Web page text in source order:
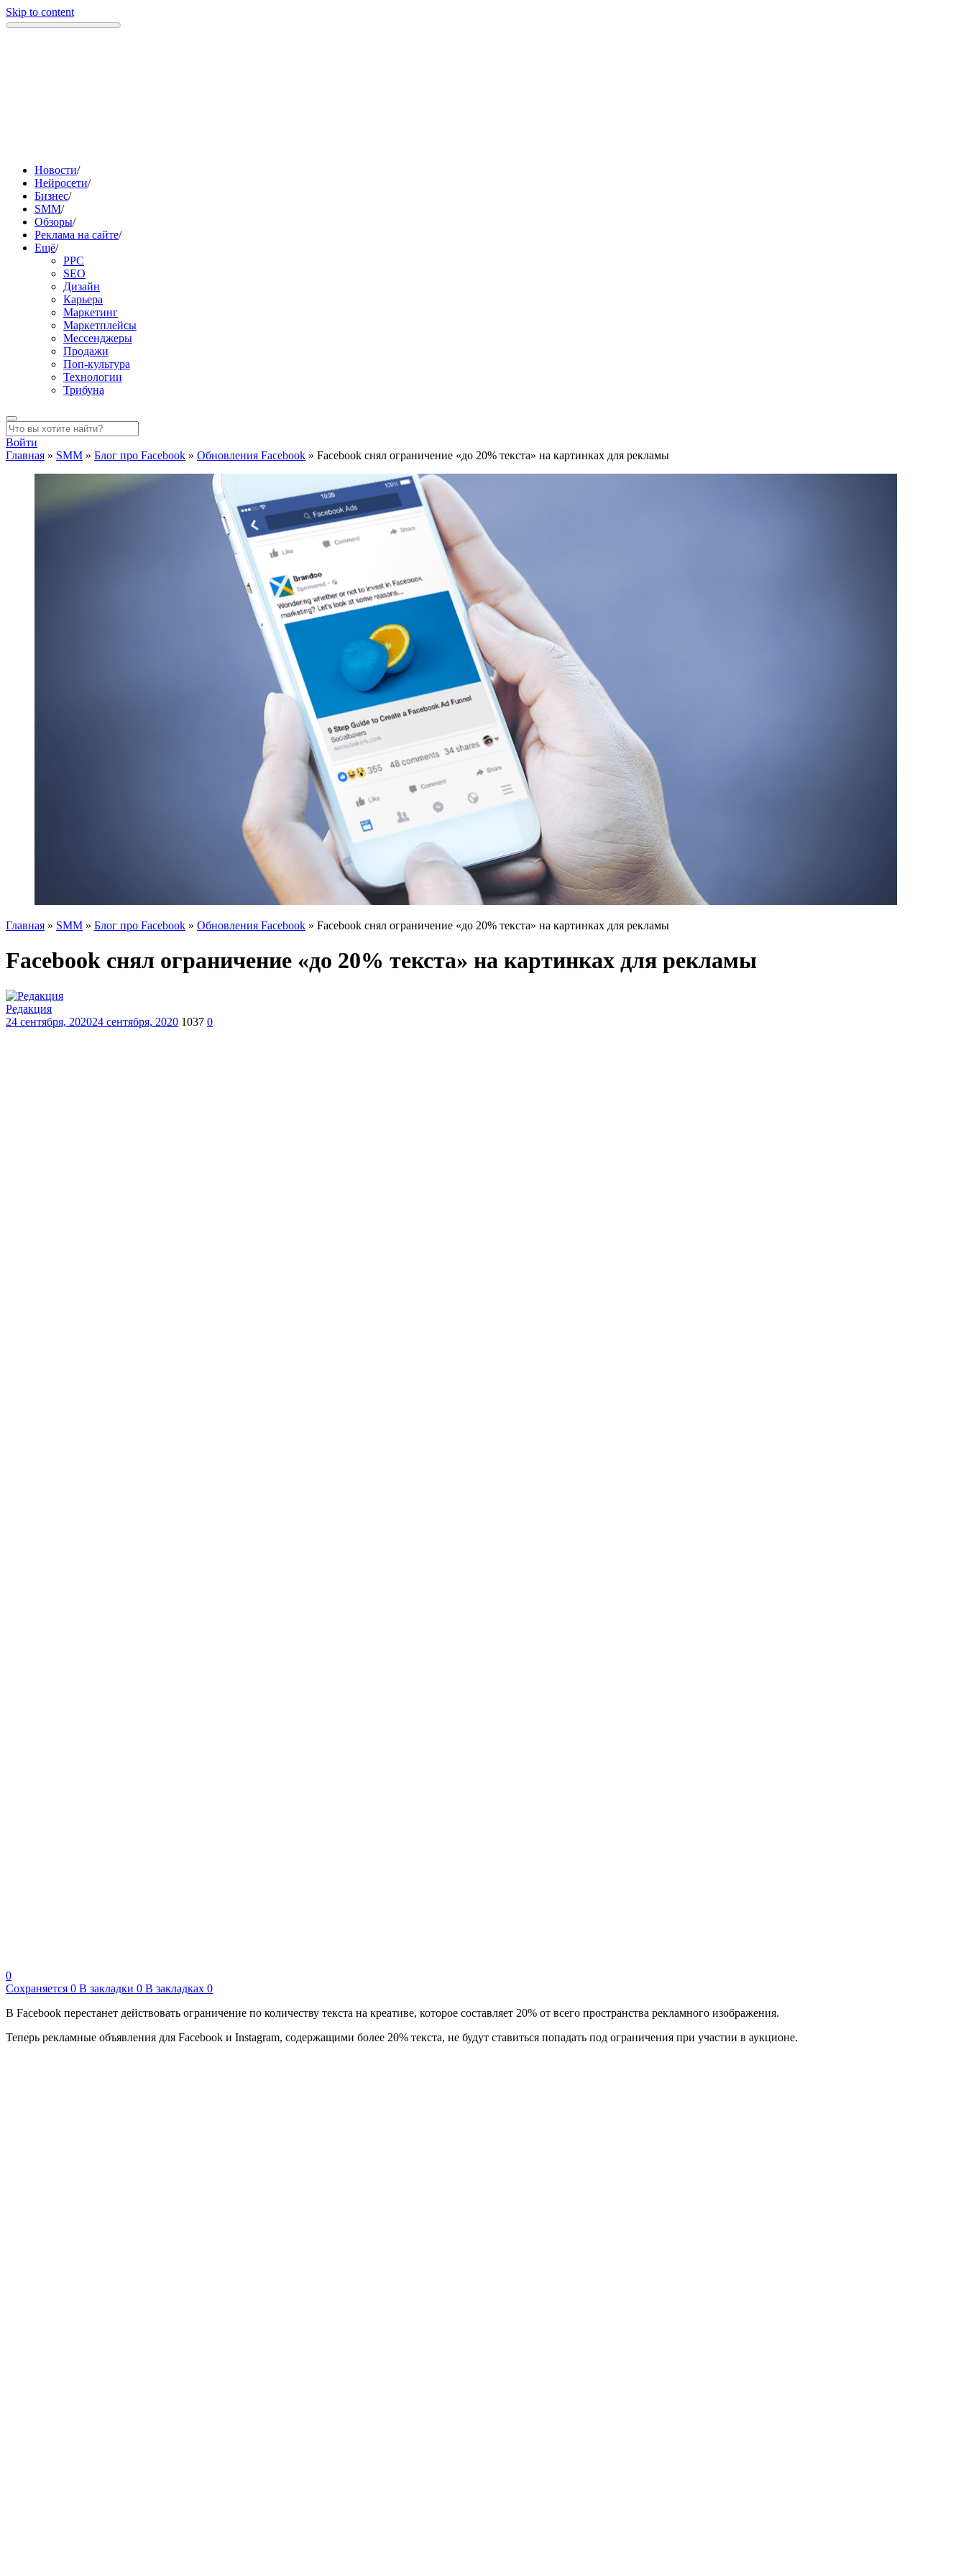
Skip to content
Новости/
Нейросети/
Бизнес/
SMM/
Обзоры/
Реклама на сайте/
Ещё/
PPC
SEO
Дизайн
Карьера
Маркетинг
Маркетплейсы
Мессенджеры
Продажи
Поп-культура
Технологии
Трибуна
Войти
Главная » SMM » Блог про Facebook » Обновления Facebook » Facebook снял ограничение «до 20% текста» на картинках для рекламы
Главная » SMM » Блог про Facebook » Обновления Facebook » Facebook снял ограничение «до 20% текста» на картинках для рекламы
Facebook снял ограничение «до 20% текста» на картинках для рекламы
Редакция
24 сентября, 202024 сентября, 2020 1037 0
0
Сохраняется 0 В закладки 0 В закладках 0
В Facebook перестанет действовать ограничение по количеству текста на креативе, которое составляет 20% от всего пространства рекламного изображения.
Теперь рекламные объявления для Facebook и Instagram, содержащими более 20% текста, не будут ставиться попадать под ограничения при участии в аукционе.